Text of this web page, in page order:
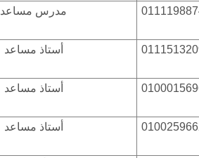
مدرس مساعد
أستاذ مساعد
أستاذ مساعد
أستاذ مساعد